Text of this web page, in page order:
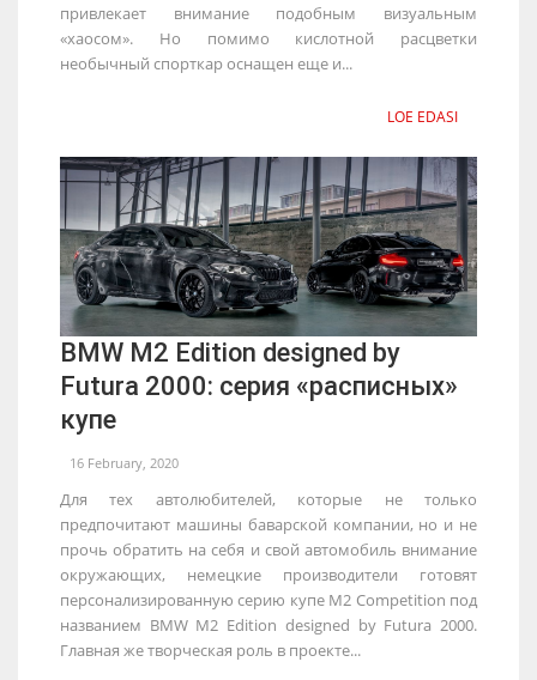
привлекает внимание подобным визуальным
«хаосом». Но помимо кислотной расцветки
необычный спорткар оснащен еще и...
LOE EDASI
BMW M2 Edition designed by
Futura 2000: серия «расписных»
купе
16 February, 2020
Для тех автолюбителей, которые не только
предпочитают машины баварской компании, но и не
прочь обратить на себя и свой автомобиль внимание
окружающих, немецкие производители готовят
персонализированную серию купе М2 Competition под
названием BMW M2 Edition designed by Futura 2000.
Главная же творческая роль в проекте...